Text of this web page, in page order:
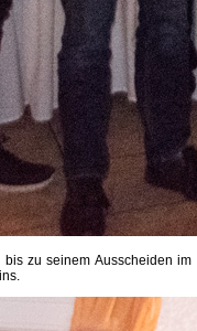
zu seinem Ausscheiden im